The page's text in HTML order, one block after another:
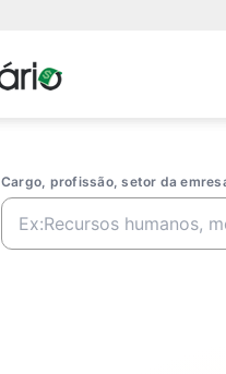
Portal
Cargo, profissão, setor da